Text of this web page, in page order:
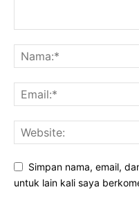
Simpan nama, email,
untuk lain kali saya